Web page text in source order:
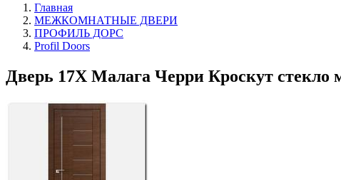
Главная
МЕЖКОМНАТНЫЕ ДВЕРИ
ПРОФИЛЬ ДОРС
Profil Doors
Дверь 17X Малага Черри Кроскут стекло